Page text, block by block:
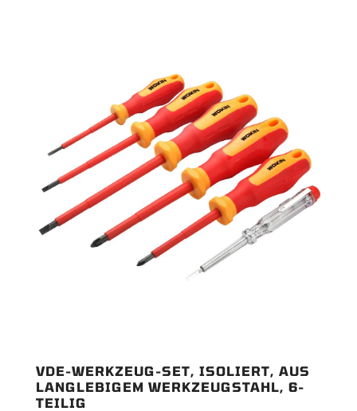
VDE-WERKZEUG-SET, ISOLIERT, AUS
LANGLEBIGEM WERKZEUGSTAHL, 6-
TEILIG